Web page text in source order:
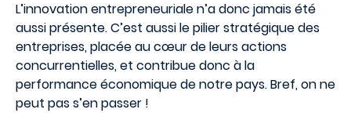
L’innovation entrepreneuriale n’a donc jamais été
aussi présente. C’est aussi le pilier stratégique des
entreprises, placée au cœur de leurs actions
concurrentielles, et contribue donc à la
performance économique de notre pays. Bref, on ne
peut pas s’en passer !